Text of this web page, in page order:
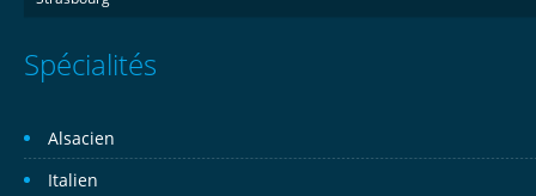
Spécialités
Alsacien
Italien